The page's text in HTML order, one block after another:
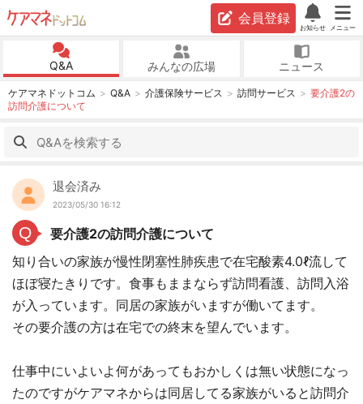
会員登録
お知らせ メニュー
Q&A みんなの広場 ニュース
ケアマネドットコム Q&A 介護保険サービス 訪問サービス
要介護2の
訪問介護について
退会済み
2023/05/30 16:12
Q
要介護2の訪問介護について
知り合いの家族が慢性閉塞性肺疾患で在宅酸素4.0ℓ流して
ほぼ寝たきりです。食事もままならず訪問看護、訪問入浴
が入っています。同居の家族がいますが働いてます。
その要介護の方は在宅での終末を望んでいます。
仕事中にいよいよ何があってもおかしくは無い状態になっ
たのですがケアマネからは同居してる家族がいると訪問介